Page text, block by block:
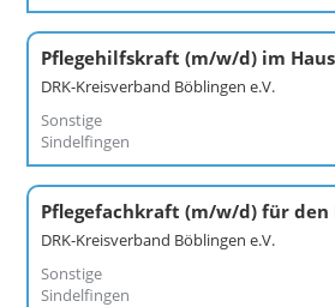
DRK-Kreisverband Böblingen e.V.
Sonstige
Sindelfingen
DRK-Kreisverband Böblingen e.V.
Sonstige
Sindelfingen